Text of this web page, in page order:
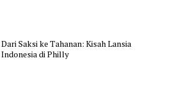
Dari Saksi ke Tahanan: Kisah Lansia
Indonesia di Philly